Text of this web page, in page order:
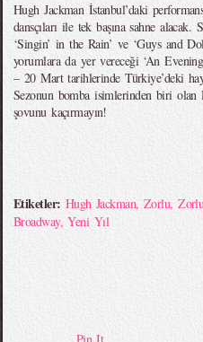
Hugh Jackman İstanbul’daki
dansçıları ile tek başına sahne alacak.
‘Singin’ in the Rain’ ve ‘Guys and
yorumlara da yer vereceği ‘An
– 20 Mart tarihlerinde Türkiye’deki
Sezonun bomba isimlerinden biri olan
şovunu kaçırmayın!
Etiketler: Hugh Jackman,Zorlu,
Broadway,Yeni Yıl